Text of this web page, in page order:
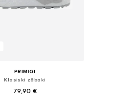
PRIMIGI
Klasiski zābaki
79,90 €